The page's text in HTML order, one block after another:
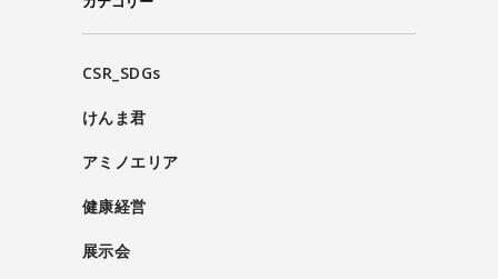
CSR_SDGs
けんま君
アミノエリア
健康経営
展示会